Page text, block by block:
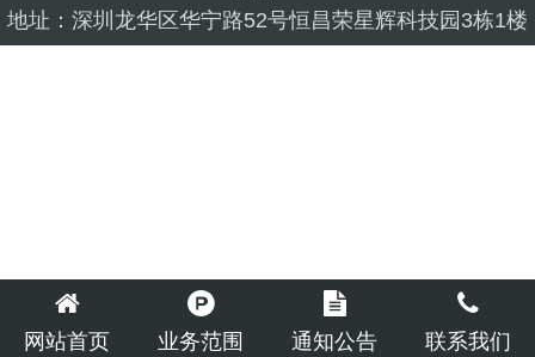
地址：深圳龙华区华宁路52号恒昌荣星辉科技园3栋1楼
网站首页 业务范围 通知公告 联系我们